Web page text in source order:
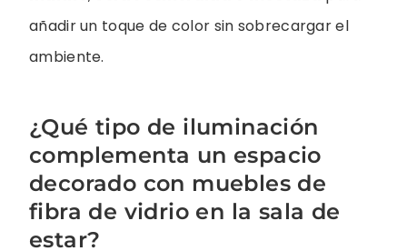
añadir un toque de color sin sobrecargar el
ambiente.
¿Qué tipo de iluminación
complementa un espacio
decorado con muebles de
fibra de vidrio en la sala de
estar?